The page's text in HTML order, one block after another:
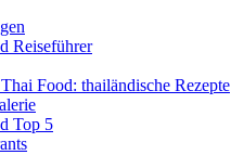
Reiseführer
Food: thailändische Rezepte
Top 5